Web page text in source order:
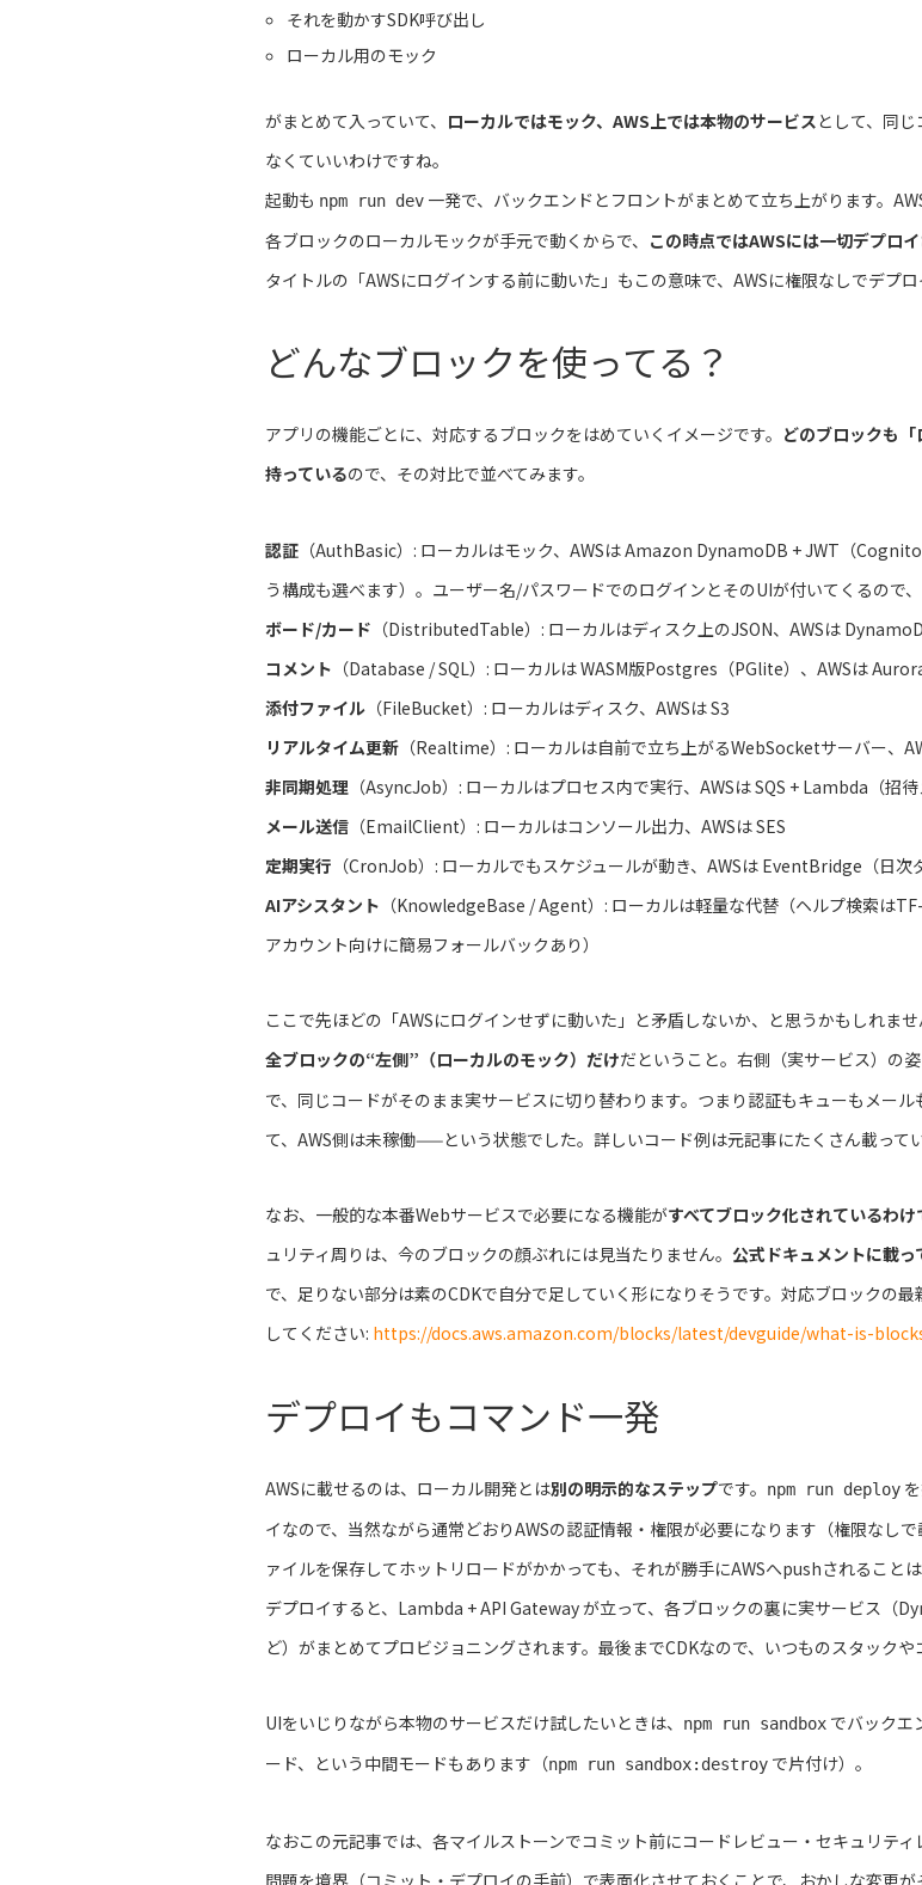
それを動かすSDK呼び出し
ローカル用のモック
がまとめて入っていて、 ローカルではモック、AWS上では本物のサービスとして、同
なくていいわけですね。
起動も npm run dev 一発で、バックエンドとフロントがまとめて立ち上がります。
各ブロックのローカルモックが手元で動くからで、 この時点ではAWSには一切デプロ
タイトルの「AWSにログインする前に動いた」もこの意味で、AWSに権限なしでデプ
どんなブロックを使ってる？
アプリの機能ごとに、対応するブロックをはめていくイメージです。 どのブロックも
持っているので、その対比で並べてみます。
認証 （AuthBasic）: ローカルはモック、AWSは Amazon DynamoDB + JWT（
う構成も選べます）。ユーザー名/パスワードでのログインとそのUIが付いてくるので
ボード/カード （DistributedTable）: ローカルはディスク上のJSON、AWSは
コメント （Database / SQL）: ローカルは WASM版Postgres（PGlite）、AWSは
添付ファイル （FileBucket）: ローカルはディスク、AWSは S3
リアルタイム更新 （Realtime）: ローカルは自前で立ち上がるWebSocketサーバー、
非同期処理 （AsyncJob）: ローカルはプロセス内で実行、AWSは SQS + Lambda（招
メール送信 （EmailClient）: ローカルはコンソール出力、AWSは SES
定期実行 （CronJob）: ローカルでもスケジュールが動き、AWSは EventBridge（日次
AIアシスタント （KnowledgeBase / Agent）: ローカルは軽量な代替（ヘルプ検索は
アカウント向けに簡易フォールバックあり）
ここで先ほどの「AWSにログインせずに動いた」と矛盾しないか、と思うかもしれませ
全ブロックの“左側”（ローカルのモック）だけだということ。右側（実サービス）の
で、同じコードがそのまま実サービスに切り替わります。つまり認証もキューもメー
て、AWS側は未稼働——という状態でした。詳しいコード例は元記事にたくさん載ってい
なお、一般的な本番Webサービスで必要になる機能がすべてブロック化されているわけ
ュリティ周りは、今のブロックの顔ぶれには見当たりません。 公式ドキュメントに載
で、足りない部分は素のCDKで自分で足していく形になりそうです。対応ブロックの
してください: https://docs.aws.amazon.com/blocks/latest/devguide/what-is-
デプロイもコマンド一発
AWSに載せるのは、ローカル開発とは別の明示的なステップです。 npm run deploy
イなので、当然ながら通常どおりAWSの認証情報・権限が必要になります（権限なし
ァイルを保存してホットリロードがかかっても、それが勝手にAWSへpushされること
デプロイすると、Lambda + API Gateway が立って、各ブロックの裏に実サービス（
ど）がまとめてプロビジョニングされます。最後までCDKなので、いつものスタック
UIをいじりながら本物のサービスだけ試したいときは、 npm run sandbox でバックエ
ード、という中間モードもあります（npm run sandbox:destroy で片付け）。
なおこの元記事では、各マイルストーンでコミット前にコードレビュー・セキュリテ
問題を境界（コミット・デプロイの手前）で表面化させておくことで、おかしな変更